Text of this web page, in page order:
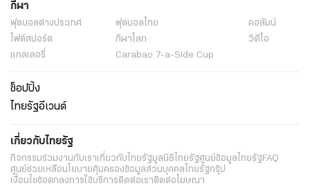
กีฬา
ฟุตบอลต่่างประเทศ ฟุตบอลไทย
คอลัมน์
ไฟต์สปอร์ต
กีฬาโลก
วิดีโอ
แกลเลอรี่
Carabao 7-a-Side Cup
ช็อปปิ้ง
ไทยรัฐอีเวนต์
เกี่ยวกับไทยรัฐ
กิจกรรมร่วมงานกับเราเกี่ยวกับไทยรัฐมูลนิธิไทยรัฐศูนย์ข้อมูลไทยรัฐFAQ
ศูนย์ช่วยเหลือนโยบายคุ้มครองข้อมูลส่วนบุคคลไทยรัฐกรุ๊ป
เงื่อนไขข้อตกลงการใช้บริการติดต่อเราติดต่อโฆษณา